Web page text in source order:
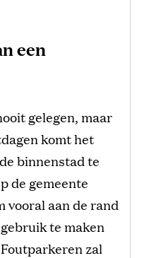
een
gelegen, maar
komt het
binnenstad te
de gemeente
vooral aan de rand
te maken
zal